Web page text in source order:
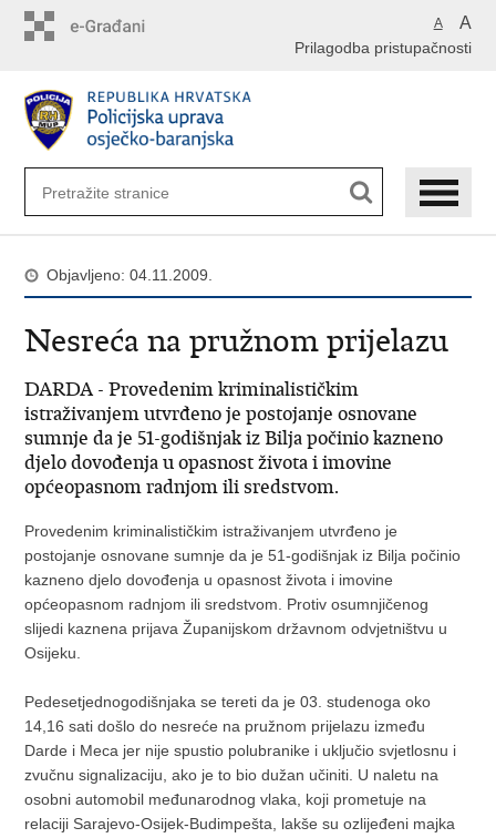
A A
Prilagodba pristupačnosti
Objavljeno: 04.11.2009.
Nesreća na pružnom prijelazu
DARDA - Provedenim kriminalističkim
istraživanjem utvrđeno je postojanje osnovane
sumnje da je 51-godišnjak iz Bilja počinio kazneno
djelo dovođenja u opasnost života i imovine
općeopasnom radnjom ili sredstvom.
Provedenim kriminalističkim istraživanjem utvrđeno je
postojanje osnovane sumnje da je 51-godišnjak iz Bilja počinio
kazneno djelo dovođenja u opasnost života i imovine
općeopasnom radnjom ili sredstvom. Protiv osumnjičenog
slijedi kaznena prijava Županijskom državnom odvjetništvu u
Osijeku.
Pedesetjednogodišnjaka se tereti da je 03. studenoga oko
14,16 sati došlo do nesreće na pružnom prijelazu između
Darde i Meca jer nije spustio polubranike i uključio svjetlosnu i
zvučnu signalizaciju, ako je to bio dužan učiniti. U naletu na
osobni automobil međunarodnog vlaka, koji prometuje na
relaciji Sarajevo-Osijek-Budimpešta, lakše su ozlijeđeni majka